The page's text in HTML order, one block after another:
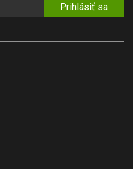
Prihlásiť sa